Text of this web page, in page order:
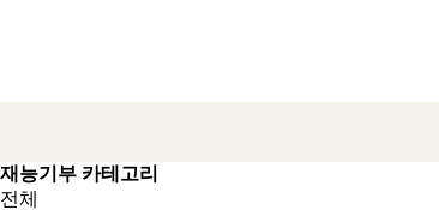
재능기부 카테고리
전체